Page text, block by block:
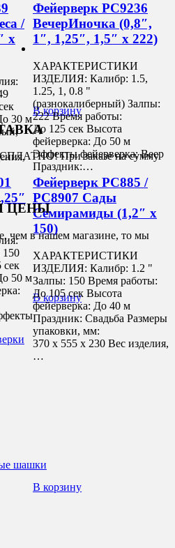
В корзину
/
х
30 м
Фейерверк РС9236
ВечерИночка (0,8″,
1″, 1,25″, 1,5″ х 222)
ХАРАКТЕРИСТИКИ
ИЗДЕЛИЯ: Калибр: 1.5,
1.25, 1, 0.8 "
(разнокалиберный) Залпы:
222 Время работы:
До 125 сек Высота
фейерверка: До 50 м
Эффекты фейерверка: Веер
Праздник:…
В корзину
сек
50 м
Фейерверк РС885 /
РС8907 Сады
Семирамиды (1,2″ х
150)
ХАРАКТЕРИСТИКИ
ИЗДЕЛИЯ: Калибр: 1.2 "
Залпы: 150 Время работы:
До 105 сек Высота
фейерверка: До 40 м
Праздник: Свадьба Размеры
упаковки, мм:
370 х 555 х 230 Вес изделия,
…
В корзину
При заказе на сумму
ЦЕНЫ
чем в нашем магазине, то мы
шашки